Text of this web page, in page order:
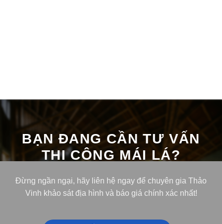
BẠN ĐANG CẦN TƯ VẤN
THI CÔNG MÁI LÁ?
Đừng ngần ngại, hãy liên hệ ngay để chuyên gia Thảo
Vinh khảo sát địa hình và báo giá chính xác nhất!